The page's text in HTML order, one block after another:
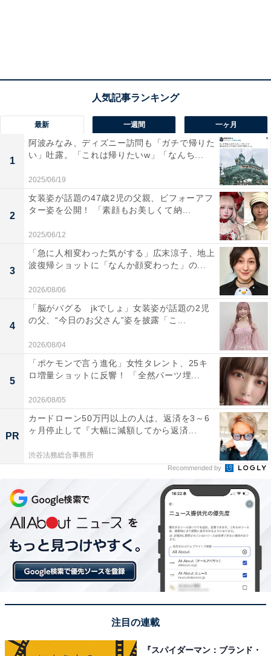
最新 一週間 一ヶ月
1
阿波みなみ、ディズニー訪問も「ガチで帰りた
い」吐露。「これは帰りたいw」「なんち...
2025/06/19
2
女装姿が話題の47歳2児の父親、ビフォーアフ
ター姿を公開！ 「素顔もお美しくて納...
2025/06/12
3
「急に人相変わった気がする」広末涼子、地上
波復帰ショットに「なんか顔変わった」の...
2026/08/06
4
「脳がバグる jkでしょ」女装姿が話題の2児
の父、“今日のお父さん”姿を披露「こ...
2026/08/04
5
「ポケモンで言う進化」女性タレント、25キ
ロ増量ショットに反響！ 「全然パーツ埋...
2026/08/05
PR
カードローン50万円以上の人は、返済を3～6
ヶ月停止して『大幅に減額してから返済...
渋谷法務総合事務所
Recommended by
注目の連載
『スパイダーマン：ブランド・